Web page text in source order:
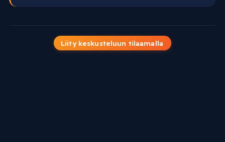
Liity keskusteluun tilaamalla